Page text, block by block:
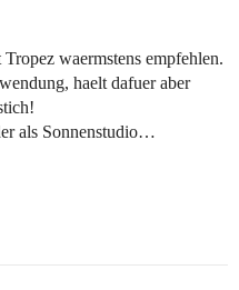
waermstens empfehlen.
haelt dafuer aber
als Sonnenstudio…